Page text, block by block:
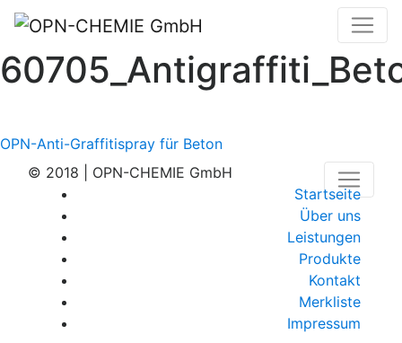
Beitragsnavigation
OPN-Anti-Graffitispray für Beton
© 2018 | OPN-CHEMIE GmbH
Startseite
Über uns
Leistungen
Produkte
Kontakt
Merkliste
Impressum